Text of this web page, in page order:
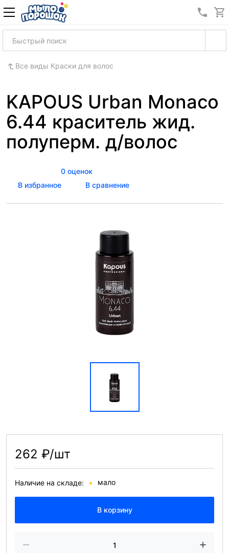
8
Все виды Краски для волос
KAPOUS Urban Monaco
6.44 краситель жид.
полуперм. д/волос
0 оценок
В избранное
В сравнение
262 ₽/шт
Наличие на складе: мало
В корзину